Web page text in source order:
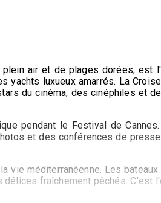
air et de plages dorées, est
yachts luxueux amarrés. La
du cinéma, des cinéphiles et
pendant le Festival de
et des conférences de
vie méditerranéenne. Les
fraîchement pêchés. C'est